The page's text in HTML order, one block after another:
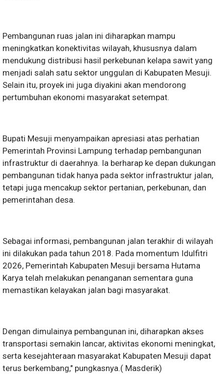
Pembangunan ruas jalan ini diharapkan mampu
meningkatkan konektivitas wilayah, khususnya dalam
mendukung distribusi hasil perkebunan kelapa sawit yang
menjadi salah satu sektor unggulan di Kabupaten Mesuji.
Selain itu, proyek ini juga diyakini akan mendorong
pertumbuhan ekonomi masyarakat setempat.
Bupati Mesuji menyampaikan apresiasi atas perhatian
Pemerintah Provinsi Lampung terhadap pembangunan
infrastruktur di daerahnya. Ia berharap ke depan dukungan
pembangunan tidak hanya pada sektor infrastruktur jalan,
tetapi juga mencakup sektor pertanian, perkebunan, dan
pemerintahan desa.
Sebagai informasi, pembangunan jalan terakhir di wilayah
ini dilakukan pada tahun 2018. Pada momentum Idulfitri
2026, Pemerintah Kabupaten Mesuji bersama Hutama
Karya telah melakukan penanganan sementara guna
memastikan kelayakan jalan bagi masyarakat.
Dengan dimulainya pembangunan ini, diharapkan akses
transportasi semakin lancar, aktivitas ekonomi meningkat,
serta kesejahteraan masyarakat Kabupaten Mesuji dapat
terus berkembang," pungkasnya.( Masderik)